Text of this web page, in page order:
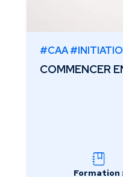
#CAA
COMMENCER
Formation